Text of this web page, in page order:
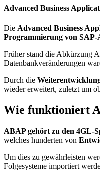
Advanced Business
Die Advanced Business
Programmierung von
Früher stand die Abkürzung
Datenbankveränderungen
Durch die
wieder erweitert, zuletzt um
Wie funktioniert
ABAP gehört zu den 4GL-
welches hunderten von
Um dies zu gewährleisten
Folgesysteme importiert